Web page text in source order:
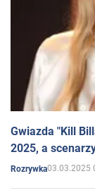
Gwiazda "Kill
2025, a
Rozrywka03.03.2025